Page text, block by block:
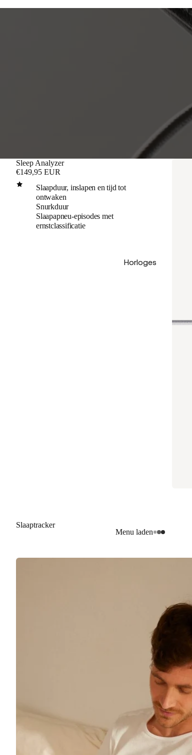
Horloges
Menu laden
Sleep Analyzer
€149,95 EUR
Slaapduur, inslapen en tijd tot
ontwaken
Snurkduur
Slaapapneu-episodes met
ernstclassificatie
Slaaptracker